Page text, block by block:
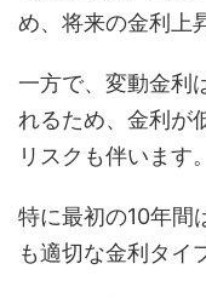
め、将来の金利上
一方で、変動金利
れるため、金利が
リスクも伴います。
特に最初の10年間
も適切な金利タイ